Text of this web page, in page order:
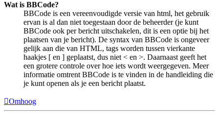
Wat is BBCode?
BBCode is een vereenvoudigde versie van html, het gebruik
ervan is al dan niet toegestaan door de beheerder (je kunt
BBCode ook per bericht uitschakelen, dit is een optie bij het
plaatsen van je bericht). De syntax van BBCode is ongeveer
gelijk aan die van HTML, tags worden tussen vierkante
haakjes [ en ] geplaatst, dus niet < en >. Daarnaast geeft het
een grotere controle over hoe iets wordt weergegeven. Meer
informatie omtrent BBCode is te vinden in de handleiding die
je kunt openen als je een bericht plaatst.
Omhoog